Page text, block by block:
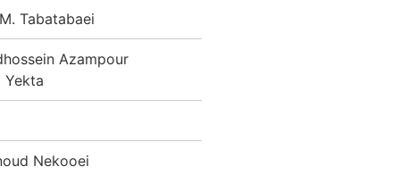
Tabatabaei
Azampour
Yekta
Nekooei